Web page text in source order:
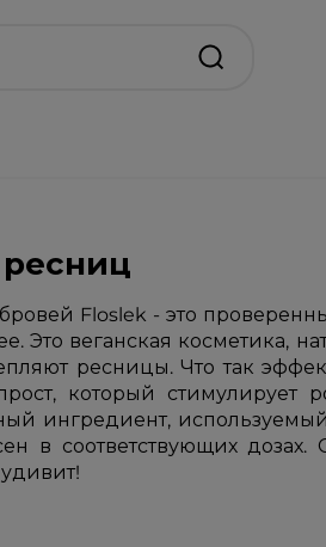
Floslek - это
Это веганская косметика,
ресницы. Что так
который
ингредиент,
в соответствующих